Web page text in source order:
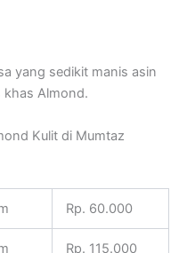
yang sedikit manis asin
khas Almond.
Kulit di Mumtaz
Rp. 60.000
Rp. 115.000